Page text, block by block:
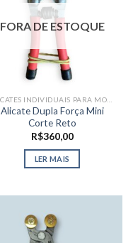
FORA DE ESTOQUE
Alicate Dupla Força Mini
Corte Reto
R$360,00
LER MAIS